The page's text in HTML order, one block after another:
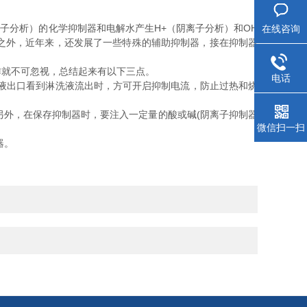
析）的化学抑制器和电解水产生H+（阴离子分析）和OH
，近年来，还发展了一些特殊的辅助抑制器，接在抑制器
不可忽视，总结起来有以下三点。
口看到淋洗液流出时，方可开启抑制电流，防止过热和烧
在保存抑制器时，要注入一定量的酸或碱(阴离子抑制器
在线咨询
电话
微信扫一扫